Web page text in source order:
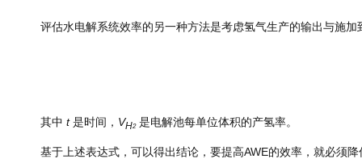
评估水电解系统效率的另一种方法是考虑氢气生产的输出与施加
其中 t 是时间， VH2 是电解池每单位体积的产氢率。
基于上述表达式，可以得出结论，要提高AWE的效率，就必须